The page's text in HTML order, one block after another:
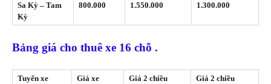
Sa Kỳ – Tam
Kỳ
800.000 1.550.000 1.300.000
Bảng giá cho thuê xe 16 chỗ .
Tuyến xe Giá xe
Giá 2 chiều
Giá 2 chiều